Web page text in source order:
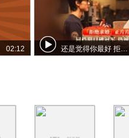
02:12 还是觉得你最好 拒婚片段